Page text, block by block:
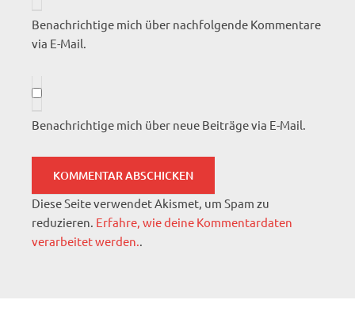
Benachrichtige mich über nachfolgende Kommentare
via E-Mail.
Benachrichtige mich über neue Beiträge via E-Mail.
Diese Seite verwendet Akismet, um Spam zu
reduzieren. Erfahre, wie deine Kommentardaten
verarbeitet werden..